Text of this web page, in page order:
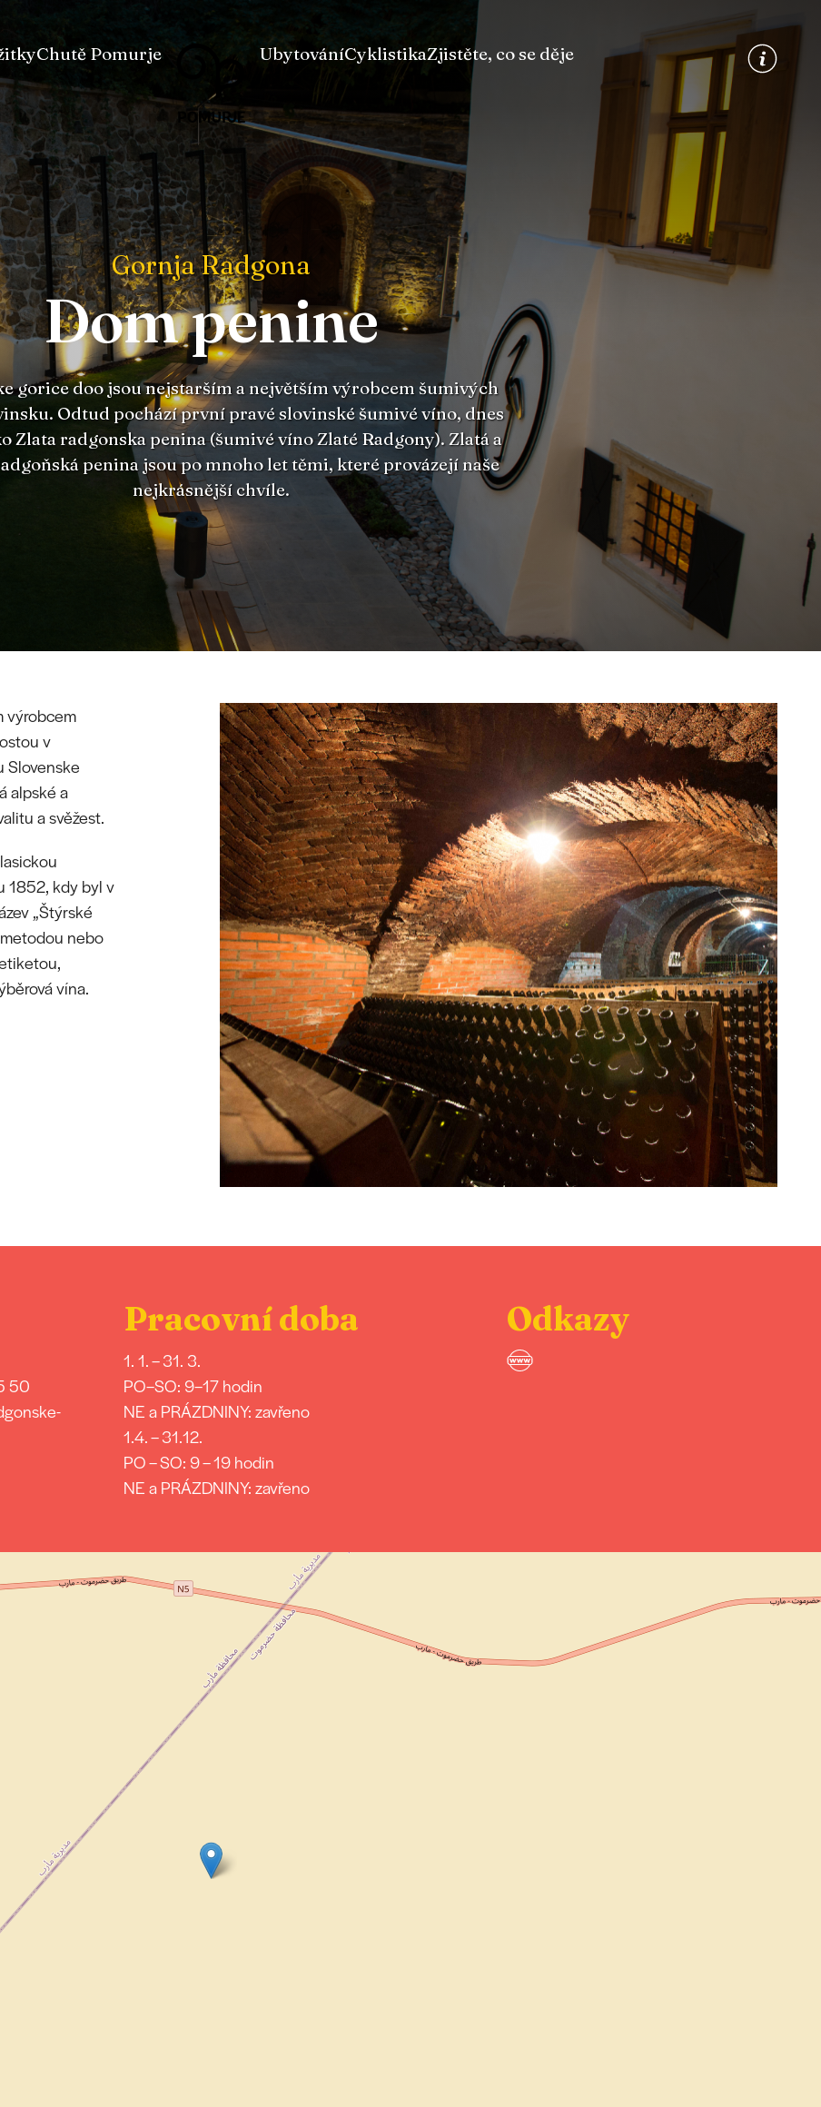
vsebino
Chutě Pomurje UbytováníCyklistikaZjistěte, co se děje
Gornja Radgona
Dom penine
gorice doo jsou nejstarším a největším výrobcem šumivých
Odtud pochází první pravé slovinské šumivé víno, dnes
Zlata radgonska penina (šumivé víno Zlaté Radgony). Zlatá a
penina jsou po mnoho let těmi, které provázejí naše
nejkrásnější chvíle.
výrobcem
v
Slovenske
alpské a
a svěžest.
1852, kdy byl v
„Štýrské
nebo
vína.
50
Pracovní doba
1. 1. – 31. 3.
PO–SO: 9–17 hodin
NE a PRÁZDNINY: zavřeno
1.4. – 31.12.
PO – SO: 9 – 19 hodin
NE a PRÁZDNINY: zavřeno
Odkazy